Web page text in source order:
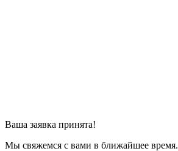
Ваша заявка принята!
Мы свяжемся с вами в ближайшее время.